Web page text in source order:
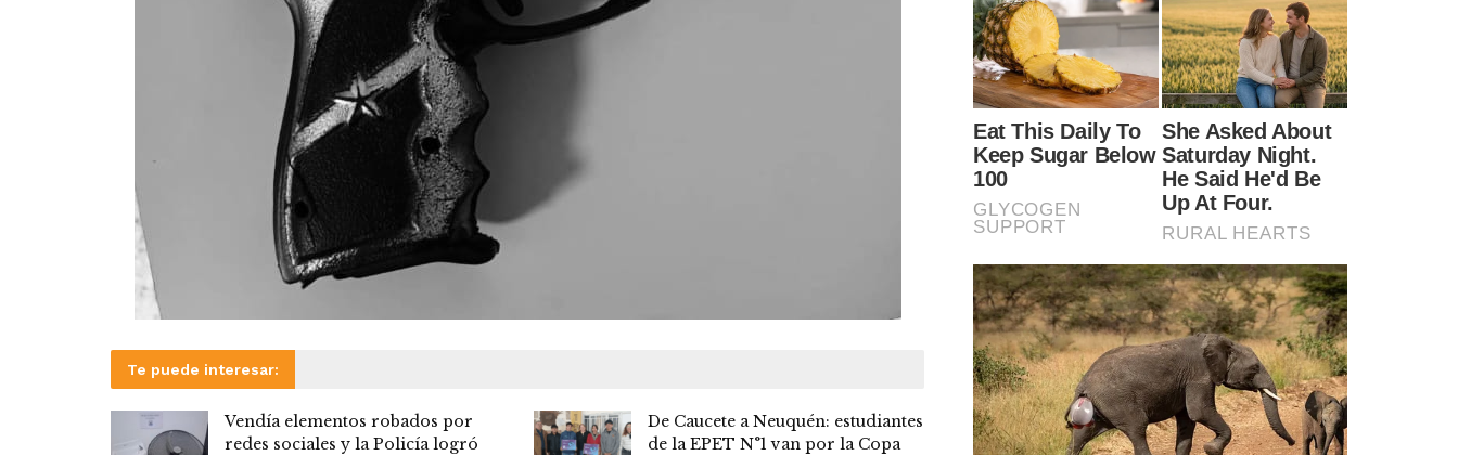
Te puede interesar:
Vendía elementos robados por
redes sociales y la Policía logró
De Caucete a Neuquén: estudiantes
de la EPET N°1 van por la Copa